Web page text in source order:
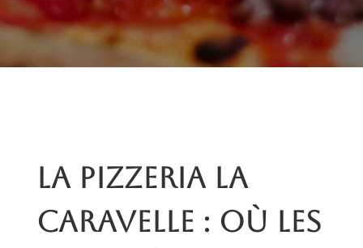
La pizzeria La
Caravelle : où les